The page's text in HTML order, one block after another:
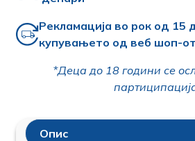
Рекламација во рок од 15
купувањето од веб шоп-
*Деца до 18 години се
Опис